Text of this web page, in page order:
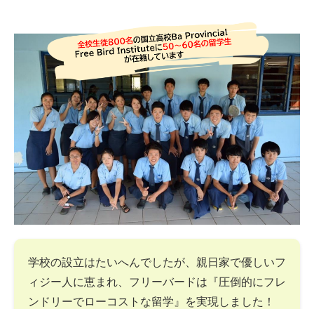
学校の設立はたいへんでしたが、親日家で優しいフ
ィジー人に恵まれ、フリーバードは『圧倒的にフレ
ンドリーでローコストな留学』を実現しました！